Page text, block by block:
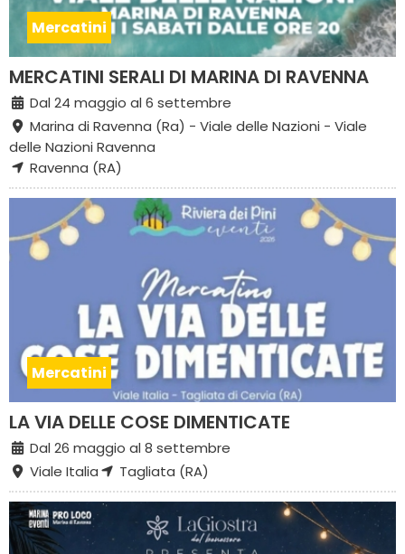
Mercatini
MERCATINI SERALI DI MARINA DI RAVENNA
Dal 24 maggio al 6 settembre
Marina di Ravenna (Ra) - Viale delle Nazioni - Viale
delle Nazioni Ravenna
Ravenna (RA)
Mercatini
LA VIA DELLE COSE DIMENTICATE
Dal 26 maggio al 8 settembre
Viale Italia
Tagliata (RA)